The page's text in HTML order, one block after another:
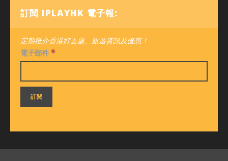
訂閱 IPLAYHK 電子報:
定期推介香港好去處、旅遊資訊及優惠！
電子郵件 *